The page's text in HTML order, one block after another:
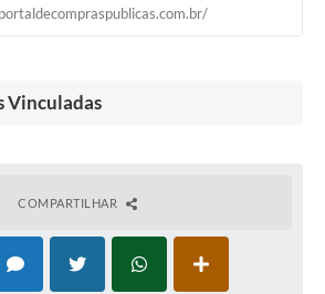
Vinculadas
COMPARTILHAR